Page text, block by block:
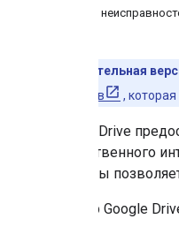
Поиск
Предварительная
разработчиков
,
Google Drive
искусственного
Drive, вы
Сервер Google